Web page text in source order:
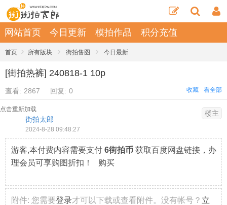
网站首页 今日更新 模拍作品 积分充值
首页 › 所有版块 › 街拍售图 › 今日最新
[街拍热裤] 240818-1 10p
查看: 2867 回复: 0 看全部
收藏
点击重新加载
街拍太郎
2024-8-28 09:48:27
楼主
游客,本付费内容需要支付 6街拍币 获取百度网盘链接，办
理会员可享购图折扣！ 购买
附件: 您需要登录才可以下载或查看附件。没有帐号？ 立